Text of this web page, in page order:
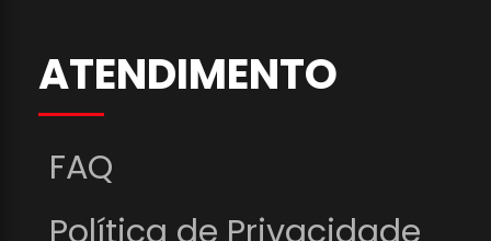
ATENDIMENTO
FAQ